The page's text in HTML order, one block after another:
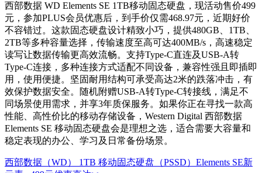
西部数据 WD Elements SE 1TB移动固态硬盘，现活动售价499
元，参加PLUS会员优惠后，到手价仅需468.97元，近期好价
不容错过。这款固态硬盘设计精致小巧，提供480GB、1TB、
2TB等多种容量选择，传输速度至高可达400MB/s，高速稳定
读写让数据传输更高效流畅。支持Type-C直连及USB-A转
Type-C连接，多种连接方式适配不同设备，兼容性强且即插即
用，使用便捷。坚固耐用结构可承受高达2米的跌落冲击，有
效保护数据安全。随机附赠USB-A转Type-C转接线，满足不
同场景使用需求，并享3年质保服务。如果你正在寻找一款高
性能、高性价比的移动存储设备，Western Digital 西部数据
Elements SE 移动固态硬盘会是理想之选，适合需要大容量和
稳定表现的办公、学习及日常备份场景。
西部数据（WD） 1TB 移动固态硬盘（PSSD）Elements SE新